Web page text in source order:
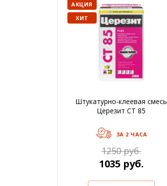
АКЦИЯ
ХИТ
Штукатурно-клеевая смесь
Церезит CT 85
ЗА 2 ЧАСА
1250 руб.
1035 руб.